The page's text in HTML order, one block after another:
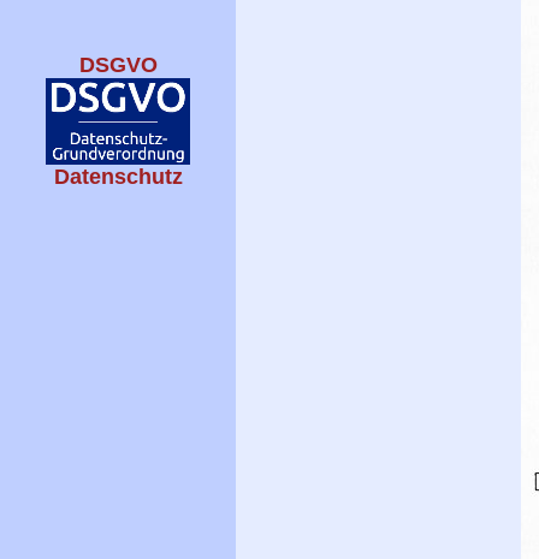
DSGVO
Datenschutz